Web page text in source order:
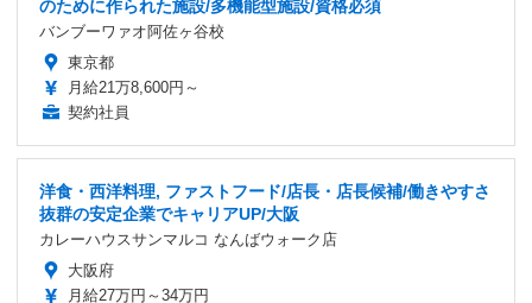
のために作られた施設/多機能型施設/資格必須
バンブーワァオ阿佐ヶ谷校
東京都
月給21万8,600円～
契約社員
洋食・西洋料理, ファストフード/店長・店長候補/働きやすさ
抜群の安定企業でキャリアUP/大阪
カレーハウスサンマルコ なんばウォーク店
大阪府
月給27万円～34万円